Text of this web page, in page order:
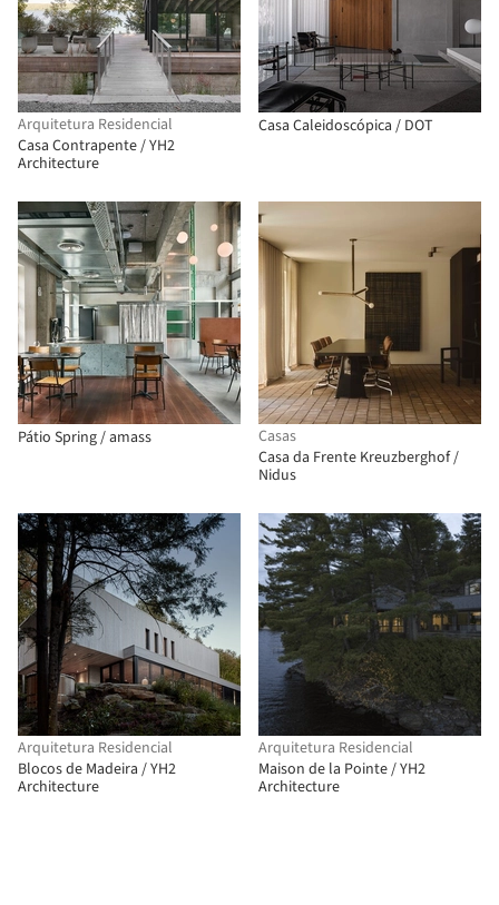
Arquitetura Residencial
Casa Contrapente / YH2
Architecture
Casa Caleidoscópica / DOT
Pátio Spring / amass
Casas
Casa da Frente Kreuzberghof /
Nidus
Arquitetura Residencial
Blocos de Madeira / YH2
Architecture
Arquitetura Residencial
Maison de la Pointe / YH2
Architecture